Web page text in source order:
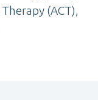
(ACT),